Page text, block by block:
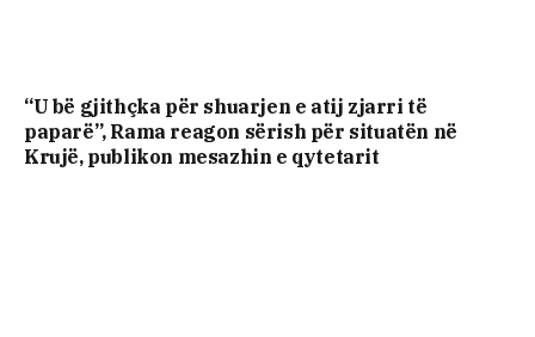
“U bë gjithçka për shuarjen e atij zjarri të
paparë”, Rama reagon sërish për situatën në
Krujë, publikon mesazhin e qytetarit